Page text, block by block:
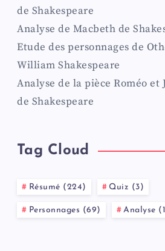
de Shakespeare
Analyse de Macbeth de
Etude des personnages de
William Shakespeare
Analyse de la pièce Roméo et
de Shakespeare
Tag Cloud
Résumé (224) Quiz (3)
Personnages (69) Analyse